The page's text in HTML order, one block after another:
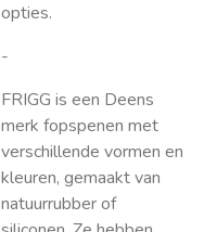
opties.
-
FRIGG is een Deens
merk fopspenen met
verschillende vormen en
kleuren, gemaakt van
natuurrubber of